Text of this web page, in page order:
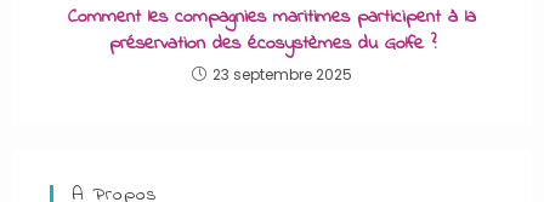
Comment les compagnies maritimes participent à la
préservation des écosystèmes du Golfe ?
23 septembre 2025
A Propos